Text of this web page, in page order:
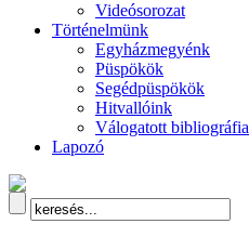
Videósorozat
Történelmünk
Egyházmegyénk
Püspökök
Segédpüspökök
Hitvallóink
Válogatott bibliográfia
Lapozó